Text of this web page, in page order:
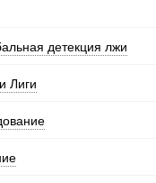
детекция лжи
Лиги